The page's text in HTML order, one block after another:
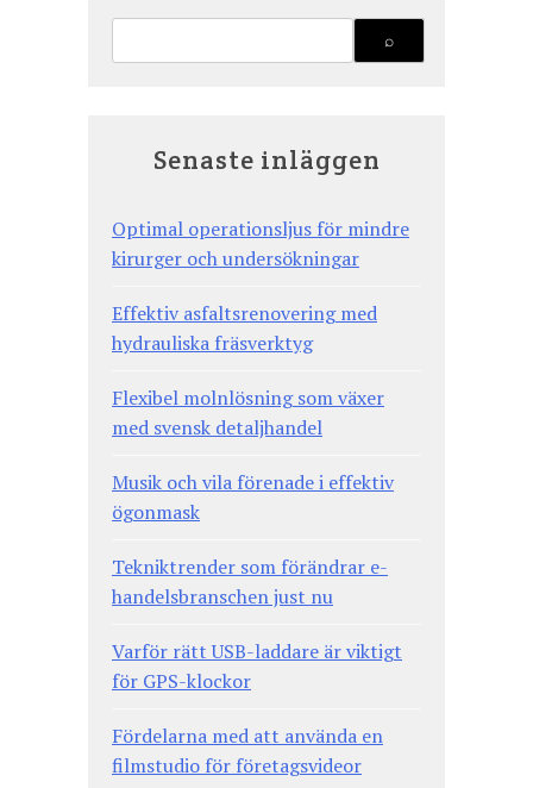
Senaste inläggen
Optimal operationsljus för mindre
kirurger och undersökningar
Effektiv asfaltsrenovering med
hydrauliska fräsverktyg
Flexibel molnlösning som växer
med svensk detaljhandel
Musik och vila förenade i effektiv
ögonmask
Tekniktrender som förändrar e-
handelsbranschen just nu
Varför rätt USB-laddare är viktigt
för GPS-klockor
Fördelarna med att använda en
filmstudio för företagsvideor